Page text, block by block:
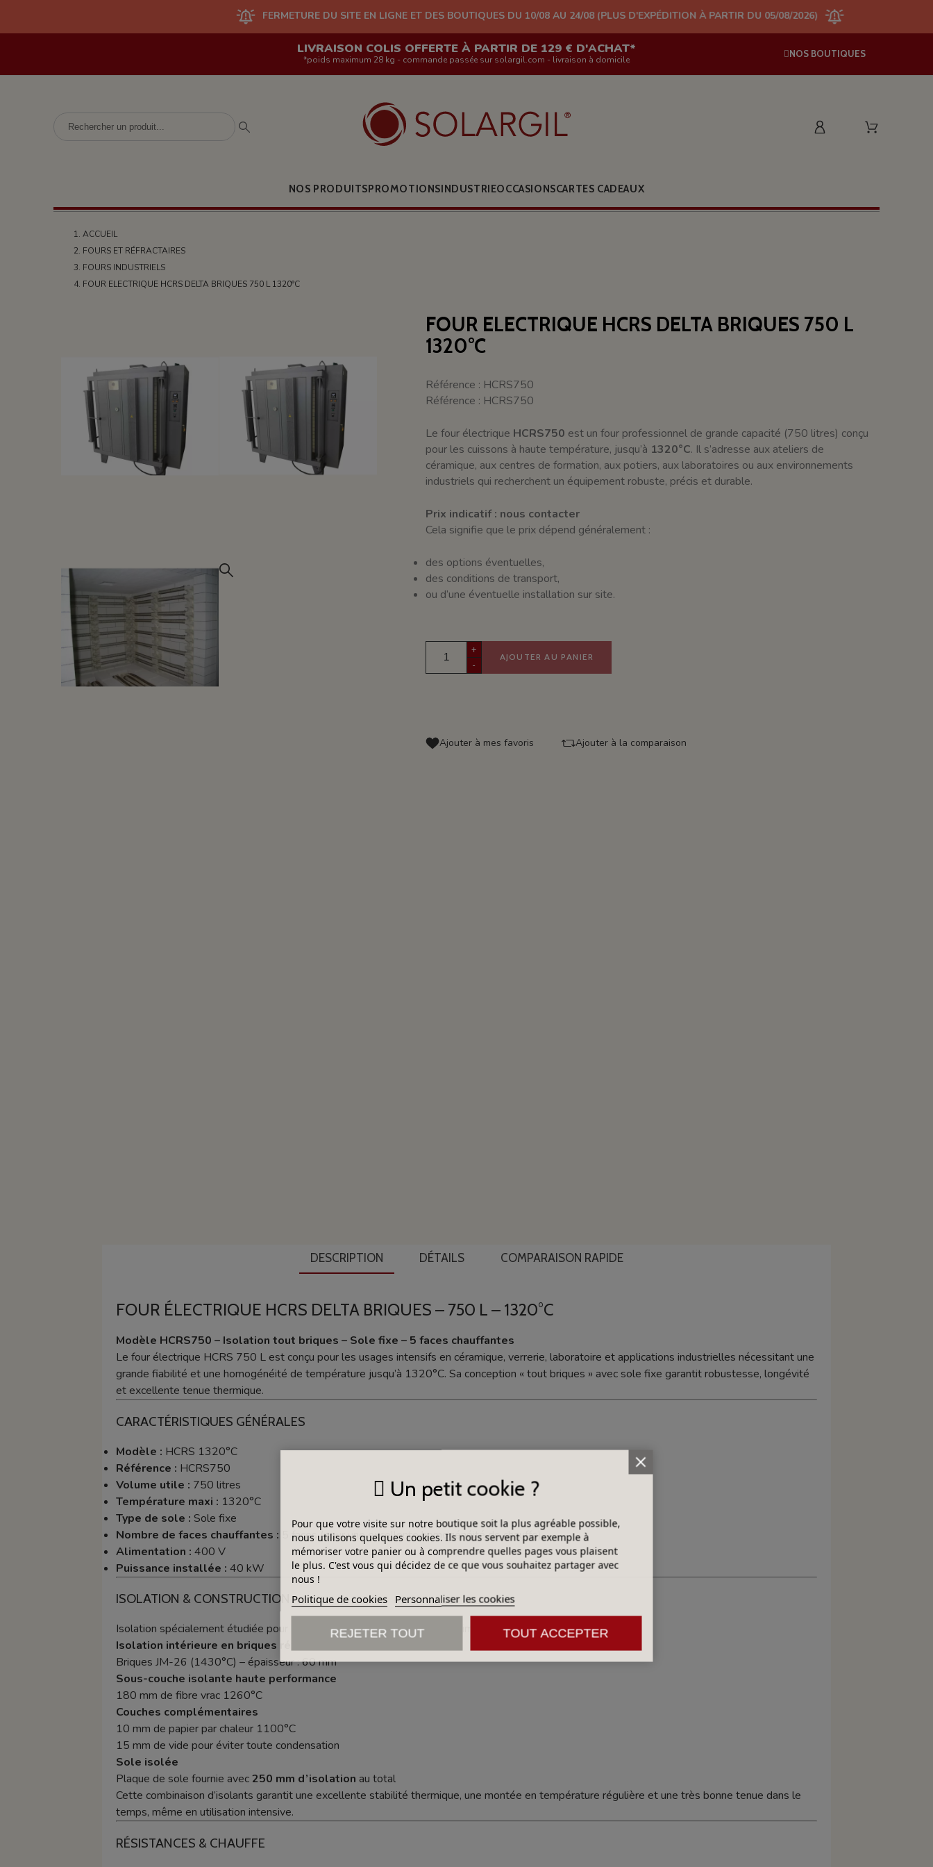
FERMETURE DU SITE EN LIGNE ET DES BOUTIQUES DU 10/08 AU 24/08 (PLUS D'EXPÉDITION À PARTIR DU 05/08/2026)
LIVRAISON COLIS OFFERTE À PARTIR DE 129 € D'ACHAT*
*poids maximum 28 kg - commande passée sur solargil.com - livraison à domicile
NOS BOUTIQUES
NOS PRODUITSPROMOTIONSINDUSTRIEOCCASIONSCARTES CADEAUX
ACCUEIL
FOURS ET RÉFRACTAIRES
FOURS INDUSTRIELS
FOUR ELECTRIQUE HCRS DELTA BRIQUES 750 L 1320°C
FOUR ELECTRIQUE HCRS DELTA BRIQUES 750 L
1320°C
Référence : HCRS750
Référence : HCRS750
Le four électrique HCRS750 est un four professionnel de grande capacité (750 litres) conçu
pour les cuissons à haute température, jusqu’à 1320°C. Il s’adresse aux ateliers de
céramique, aux centres de formation, aux potiers, aux laboratoires ou aux environnements
industriels qui recherchent un équipement robuste, précis et durable.
Prix indicatif : nous contacter
Cela signifie que le prix dépend généralement :
des options éventuelles,
des conditions de transport,
ou d’une éventuelle installation sur site.
+
-
AJOUTER AU PANIER
Ajouter à mes favoris Ajouter à la comparaison
DESCRIPTION DÉTAILS COMPARAISON RAPIDE
FOUR ÉLECTRIQUE HCRS DELTA BRIQUES – 750 L – 1320°C
Modèle HCRS750 – Isolation tout briques – Sole fixe – 5 faces chauffantes
Le four électrique HCRS 750 L est conçu pour les usages intensifs en céramique, verrerie, laboratoire et applications industrielles nécessitant une
grande fiabilité et une homogénéité de température jusqu’à 1320°C. Sa conception « tout briques » avec sole fixe garantit robustesse, longévité
et excellente tenue thermique.
CARACTÉRISTIQUES GÉNÉRALES
Modèle : HCRS 1320°C
Référence : HCRS750
Volume utile : 750 litres
Température maxi : 1320°C
Type de sole : Sole fixe
Nombre de faces chauffantes : 5 faces (pour une excellente homogénéité de chauffe)
Alimentation : 400 V
Puissance installée : 40 kW
ISOLATION & CONSTRUCTION
Isolation spécialement étudiée pour limiter les pertes thermiques et optimiser la consommation :
Isolation intérieure en briques réfractaires
Briques JM-26 (1430°C) – épaisseur : 60 mm
Sous-couche isolante haute performance
180 mm de fibre vrac 1260°C
Couches complémentaires
10 mm de papier par chaleur 1100°C
15 mm de vide pour éviter toute condensation
Sole isolée
Plaque de sole fournie avec250 mm d’isolation au total
Cette combinaison d’isolants garantit une excellente stabilité thermique, une montée en température régulière et une très bonne tenue dans le
temps, même en utilisation intensive.
RÉSISTANCES & CHAUFFE
Un petit cookie ?
Pour que votre visite sur notre boutique soit la plus agréable possible,
nous utilisons quelques cookies. Ils nous servent par exemple à
mémoriser votre panier ou à comprendre quelles pages vous plaisent
le plus. C'est vous qui décidez de ce que vous souhaitez partager avec
nous !
Politique de cookies Personnaliser les cookies
REJETER TOUT TOUT ACCEPTER